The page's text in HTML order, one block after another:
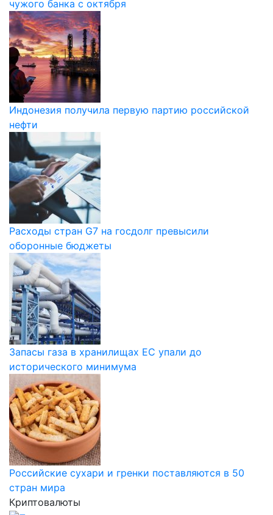
чужого банка с октября
Индонезия получила первую партию российской
нефти
Расходы стран G7 на госдолг превысили
оборонные бюджеты
Запасы газа в хранилищах ЕС упали до
исторического минимума
Российские сухари и гренки поставляются в 50
стран мира
Криптовалюты